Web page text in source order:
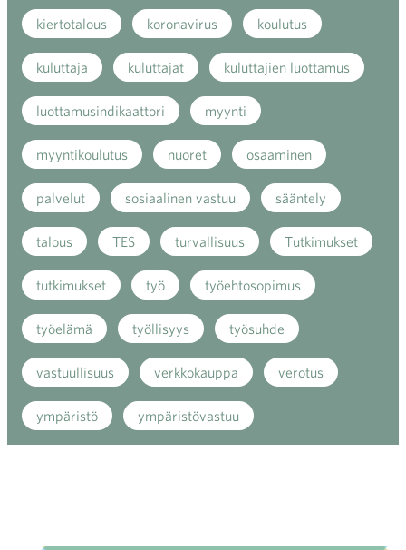
kiertotalous koronavirus koulutus
kuluttaja kuluttajat kuluttajien luottamus
luottamusindikaattori myynti
myyntikoulutus nuoret osaaminen
palvelut sosiaalinen vastuu sääntely
talous TES turvallisuus Tutkimukset
tutkimukset työ työehtosopimus
työelämä työllisyys työsuhde
vastuullisuus verkkokauppa verotus
ympäristö ympäristövastuu